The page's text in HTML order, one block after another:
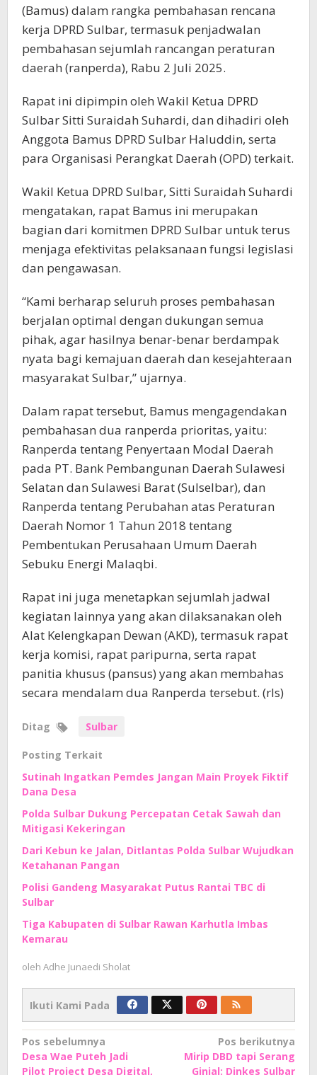
(Bamus) dalam rangka pembahasan rencana
kerja DPRD Sulbar, termasuk penjadwalan
pembahasan sejumlah rancangan peraturan
daerah (ranperda), Rabu 2 Juli 2025.
Rapat ini dipimpin oleh Wakil Ketua DPRD
Sulbar Sitti Suraidah Suhardi, dan dihadiri oleh
Anggota Bamus DPRD Sulbar Haluddin, serta
para Organisasi Perangkat Daerah (OPD) terkait.
Wakil Ketua DPRD Sulbar, Sitti Suraidah Suhardi
mengatakan, rapat Bamus ini merupakan
bagian dari komitmen DPRD Sulbar untuk terus
menjaga efektivitas pelaksanaan fungsi legislasi
dan pengawasan.
“Kami berharap seluruh proses pembahasan
berjalan optimal dengan dukungan semua
pihak, agar hasilnya benar-benar berdampak
nyata bagi kemajuan daerah dan kesejahteraan
masyarakat Sulbar,” ujarnya.
Dalam rapat tersebut, Bamus mengagendakan
pembahasan dua ranperda prioritas, yaitu:
Ranperda tentang Penyertaan Modal Daerah
pada PT. Bank Pembangunan Daerah Sulawesi
Selatan dan Sulawesi Barat (Sulselbar), dan
Ranperda tentang Perubahan atas Peraturan
Daerah Nomor 1 Tahun 2018 tentang
Pembentukan Perusahaan Umum Daerah
Sebuku Energi Malaqbi.
Rapat ini juga menetapkan sejumlah jadwal
kegiatan lainnya yang akan dilaksanakan oleh
Alat Kelengkapan Dewan (AKD), termasuk rapat
kerja komisi, rapat paripurna, serta rapat
panitia khusus (pansus) yang akan membahas
secara mendalam dua Ranperda tersebut. (rls)
Ditag Sulbar
Posting Terkait
Sutinah Ingatkan Pemdes Jangan Main Proyek Fiktif
Dana Desa
Polda Sulbar Dukung Percepatan Cetak Sawah dan
Mitigasi Kekeringan
Dari Kebun ke Jalan, Ditlantas Polda Sulbar Wujudkan
Ketahanan Pangan
Polisi Gandeng Masyarakat Putus Rantai TBC di
Sulbar
Tiga Kabupaten di Sulbar Rawan Karhutla Imbas
Kemarau
oleh Adhe Junaedi Sholat
Ikuti Kami Pada
Navigasi
pos
Pos sebelumnya
Desa Wae Puteh Jadi
Pilot Project Desa Digital,
Pos berikutnya
Mirip DBD tapi Serang
Ginjal: Dinkes Sulbar